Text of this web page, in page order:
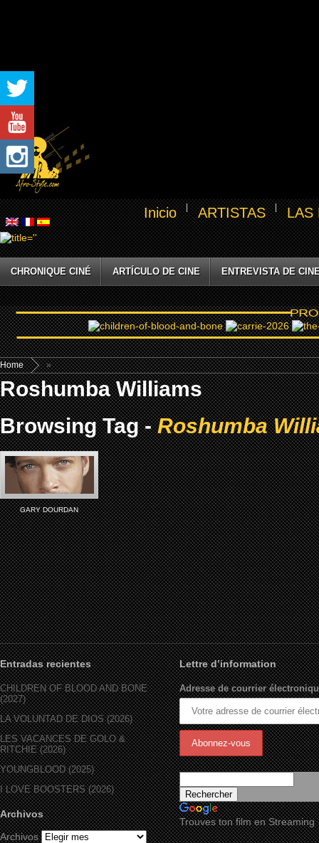
Inicio ARTISTAS LAS
CHRONIQUE CINÉ ARTÍCULO DE CINE ENTREVISTA DE
Home »
Roshumba Williams
Browsing Tag -Roshumba
GARY DOURDAN
Entradas recientes
CHILDREN OF BLOOD AND BONE
(2027)
LA VOLUNTAD DE DIOS (2026)
LES VACANCES DE GOLO &
RITCHIE (2026)
YOUNGBLOOD (2025)
I LOVE BOOSTERS (2026)
Archivos
Archivos
Lettre d’information
Adresse de courrier
Trouves ton film en Streaming